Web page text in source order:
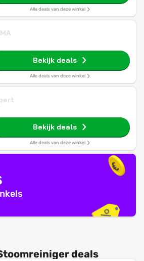
Alle deals van deze winkel
Bekijk deals
Alle deals van deze winkel
Bekijk deals
Alle deals van deze winkel
deals